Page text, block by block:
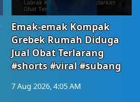
Emak-emak Kompak
Grebek Rumah Diduga
Jual Obat Terlarang
#shorts #viral #subang
7 Aug 2026, 4:05 AM